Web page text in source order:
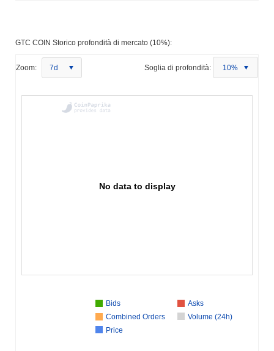
GTC COIN Storico profondità di mercato (10%):
Zoom: 7d Soglia di profondità: 10%
No data to display
Bids
Asks
Combined Orders
Volume (24h)
Price